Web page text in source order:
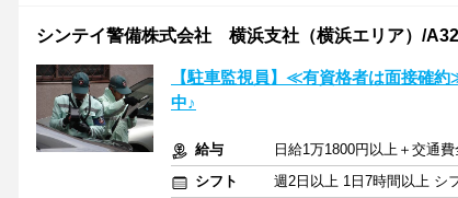
シンテイ警備株式会社 横浜支社（横浜エリア）/
【駐車監視員】≪有資格者は面接確
中♪
給与
日給1万1800円以上＋交通
シフト
週2日以上 1日7時間以上 シ